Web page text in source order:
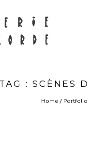
: SCÈNES
Home / Portfolio